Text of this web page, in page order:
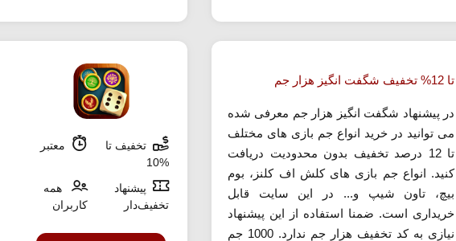
تا 12% تخفیف شگفت انگیز هزار جم
در پیشنهاد شگفت انگیز هزار جم معرفی شده
می توانید در خرید انواع جم بازی های مختلف
تا 12 درصد تخفیف بدون محدودیت دریافت
کنید. انواع جم بازی های کلش اف کلنز، بوم
بیچ، تاون شیپ و... در این سایت قابل
خریداری است. ضمنا استفاده از این پیشنهاد
نیازی به کد تخفیف هزار جم ندارد. 1000 جم
تخفیف تا
%10
معتبر
پیشنهاد
تخفیف‌دار
همه
کاربران